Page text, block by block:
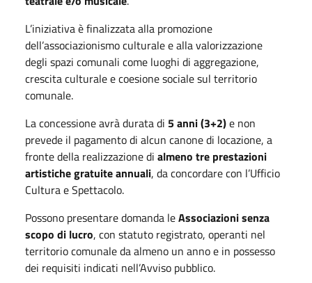
L’iniziativa è finalizzata alla promozione
dell’associazionismo culturale e alla valorizzazione
degli spazi comunali come luoghi di aggregazione,
crescita culturale e coesione sociale sul territorio
comunale.
La concessione avrà durata di 5 anni (3+2)e non
prevede il pagamento di alcun canone di locazione, a
fronte della realizzazione di almeno tre prestazioni
artistiche gratuite annuali, da concordare con l’Ufficio
Cultura e Spettacolo.
Possono presentare domanda leAssociazioni senza
scopo di lucro, con statuto registrato, operanti nel
territorio comunale da almeno un anno e in possesso
dei requisiti indicati nell’Avviso pubblico.